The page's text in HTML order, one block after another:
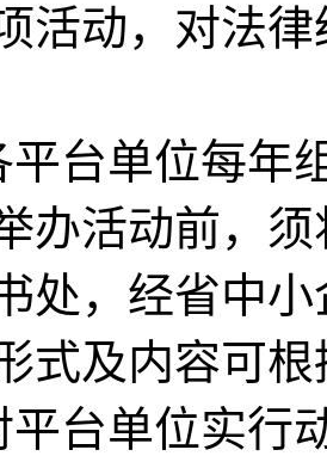
活动，对法
单位每年组
办活动前，
处，经省中
式及内容可
单位实行动